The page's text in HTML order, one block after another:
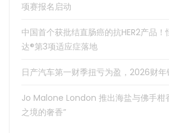
项赛报名启动
中国首个获批结直肠癌的抗HER2产品
达®第3项适应症落地
日产汽车第一财季扭亏为盈，2026财
Jo Malone London 推出海盐与佛手柑
之境的奢香”